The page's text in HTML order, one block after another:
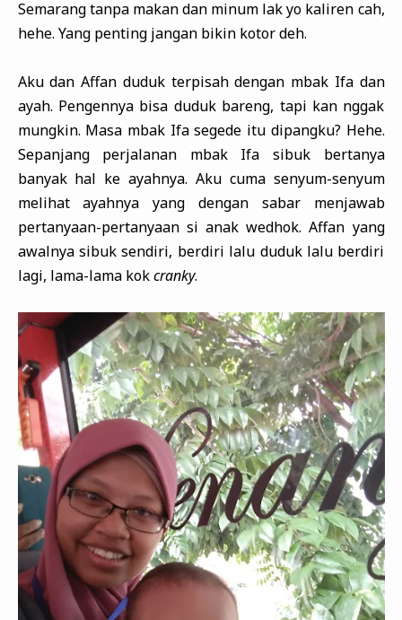
Semarang tanpa makan dan minum lak yo kaliren cah,
hehe. Yang penting jangan bikin kotor deh.
Aku dan Affan duduk terpisah dengan mbak Ifa dan
ayah. Pengennya bisa duduk bareng, tapi kan nggak
mungkin. Masa mbak Ifa segede itu dipangku? Hehe.
Sepanjang perjalanan mbak Ifa sibuk bertanya
banyak hal ke ayahnya. Aku cuma senyum-senyum
melihat ayahnya yang dengan sabar menjawab
pertanyaan-pertanyaan si anak wedhok. Affan yang
awalnya sibuk sendiri, berdiri lalu duduk lalu berdiri
lagi, lama-lama kokcranky.